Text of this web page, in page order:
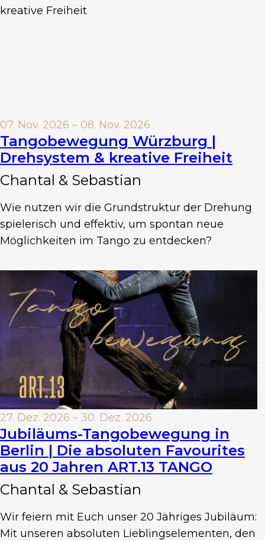
07. Nov. 2026 – 08. Nov. 2026
Tangobewegung Würzburg |
Drehsystem & kreative Freiheit
Chantal & Sebastian
Wie nutzen wir die Grundstruktur der Drehung
spielerisch und effektiv, um spontan neue
Möglichkeiten im Tango zu entdecken?
27. Dez. 2026 – 30. Dez. 2026
Jubiläums-Tangobewegung in
Berlin | Die absoluten Favourites
aus 20 Jahren ART.13 TANGO
Chantal & Sebastian
Wir feiern mit Euch unser 20 Jähriges Jubiläum:
Mit unseren absoluten Lieblingselementen, den